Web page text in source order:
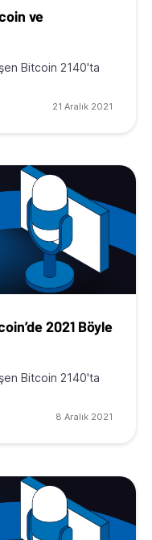
ve
Bitcoin 2140'ta
21 Aralık 2021
2021 Böyle
Bitcoin 2140'ta
8 Aralık 2021